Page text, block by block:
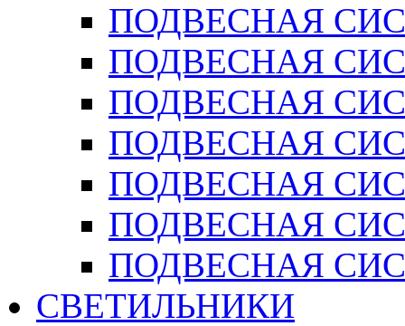
ПОДВЕСНАЯ
ПОДВЕСНАЯ
ПОДВЕСНАЯ
ПОДВЕСНАЯ
ПОДВЕСНАЯ
ПОДВЕСНАЯ
ПОДВЕСНАЯ
СВЕТИЛЬНИКИ